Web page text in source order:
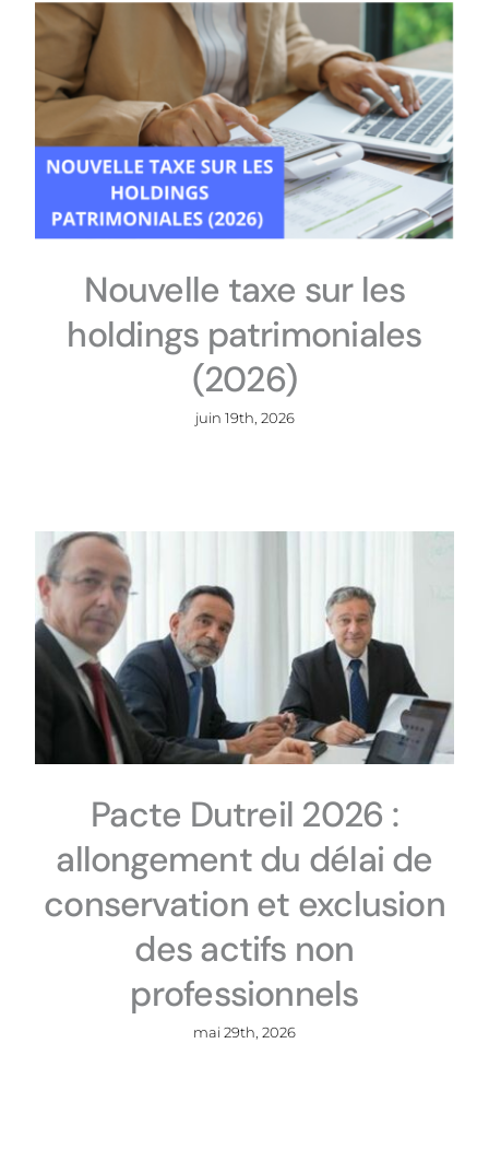
Nouvelle taxe sur les
holdings patrimoniales
(2026)
juin 19th, 2026
Pacte Dutreil 2026 :
allongement du délai de
conservation et exclusion
des actifs non
professionnels
mai 29th, 2026